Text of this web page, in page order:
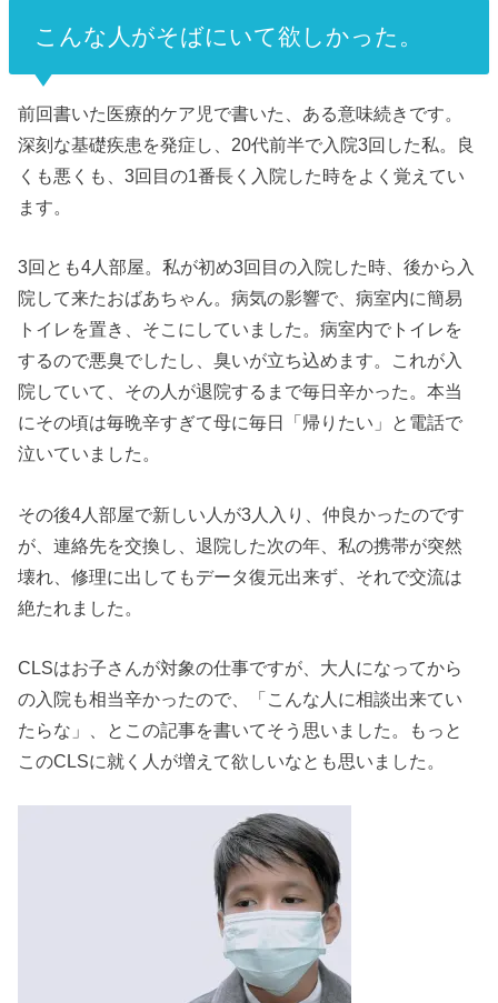
こんな人がそばにいて欲しかった。
前回書いた医療的ケア児で書いた、ある意味続きです。
深刻な基礎疾患を発症し、20代前半で入院3回した私。良
くも悪くも、3回目の1番長く入院した時をよく覚えてい
ます。
3回とも4人部屋。私が初め3回目の入院した時、後から入
院して来たおばあちゃん。病気の影響で、病室内に簡易
トイレを置き、そこにしていました。病室内でトイレを
するので悪臭でしたし、臭いが立ち込めます。これが入
院していて、その人が退院するまで毎日辛かった。本当
にその頃は毎晩辛すぎて母に毎日「帰りたい」と電話で
泣いていました。
その後4人部屋で新しい人が3人入り、仲良かったのです
が、連絡先を交換し、退院した次の年、私の携帯が突然
壊れ、修理に出してもデータ復元出来ず、それで交流は
絶たれました。
CLSはお子さんが対象の仕事ですが、大人になってから
の入院も相当辛かったので、「こんな人に相談出来てい
たらな」、とこの記事を書いてそう思いました。もっと
このCLSに就く人が増えて欲しいなとも思いました。